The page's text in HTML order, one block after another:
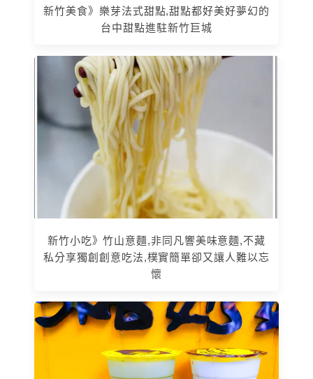
新竹美食》樂芽法式甜點,甜點都好美好夢幻的
台中甜點進駐新竹巨城
新竹小吃》竹山意麵,非同凡響美味意麵,不藏
私分享獨創創意吃法,樸實簡單卻又讓人難以忘
懷